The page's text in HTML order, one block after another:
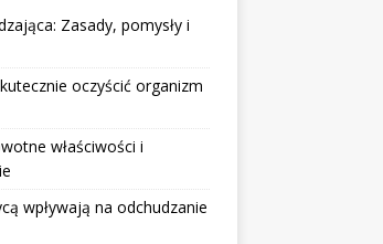
Zasady, pomysły i
oczyścić organizm
właściwości i
wpływają na odchudzanie